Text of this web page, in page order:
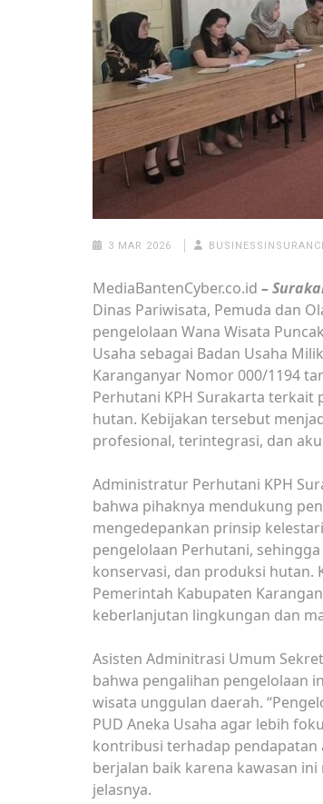
3 MAR 2026
MediaBantenCyber.co.id –
Dinas Pariwisata, Pemuda dan
pengelolaan Wana Wisata
Usaha sebagai Badan Usaha
Karanganyar Nomor 000/1194
Perhutani KPH Surakarta terkait
hutan. Kebijakan tersebut
profesional, terintegrasi, dan
Administratur Perhutani KPH
bahwa pihaknya mendukung
mengedepankan prinsip
pengelolaan Perhutani,
konservasi, dan produksi hutan.
Pemerintah Kabupaten
keberlanjutan lingkungan dan
Asisten Adminitrasi Umum
bahwa pengalihan pengelolaan
wisata unggulan daerah.
PUD Aneka Usaha agar lebih
kontribusi terhadap pendapatan
berjalan baik karena kawasan
jelasnya.